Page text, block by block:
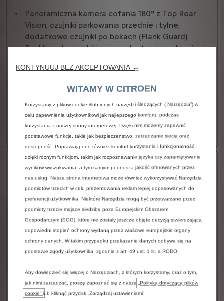
Panoramiczna kamera cofania 180° z Top Rear
Vision, czujniki parkowania przednie i tylne,
dodatkowe czujniki po bokach (Flank Guard)
Bezkluczykowy, zbliżeniowy dostęp i uruchamianie
Nawigacja 3D z centralnym ekranem dotykowym
123 900 zł
brutto
Więcej szczegółów…
C4 X MAX
Atuty:
Szyby tylne dodatkowo przyciemniane
Panoramiczna kamera cofania 180° z Top Rear
Vision, czujniki parkowania przednie i tylne,
dodatkowe czujniki po bokach (Flank Guard)
Bezkluczykowy, zbliżeniowy dostęp i uruchamianie
pojazdu
Nawigacja 3D z centralnym ekranem dotykowym
10'' HD
Dostępny w wersji z silnikiem elektrycznym
KONTYNUUJ BEZ AKCEPTOWANIA →
WITAMY W CITROEN
Korzystamy z plików cookie i/lub innych narzędzi śledzących („Narzędzia”) w
celu zapewnienia użytkownikowi jak najlepszego komfortu podczas
korzystania z naszej strony internetowej. Dzięki nim możemy zapewnić
podstawowe funkcje, takie jak bezpieczeństwo, zarządzanie siecią oraz
dostępność. Poprawiają one również komfort korzystania i funkcjonalność
dzięki różnym funkcjom, takim jak rozpoznawanie języka czy zapamiętywanie
wyników wyszukiwania, a tym samym podnoszą jakość oferowanych przez
nas usług. Nasza strona internetowa może również wykorzystywać Narzędzia
podmiotów trzecich w celu prezentowania reklam lepiej dopasowanych do
preferencji użytkownika. Niektóre Narzędzia mogą być przetwarzane przez
podmioty trzecie mające siedzibę poza Europejskim Obszarem
Gospodarczym (EOG), które nie zostały jeszcze objęte decyzją stwierdzającą
odpowiedni stopień ochrony wydaną przez właściwe europejskie organy
ochrony danych. W takim przypadku przekazanie danych odbywa się na
podstawie zgody użytkownika, zgodnie z art. 49 ust. 1 lit. a RODO.
Aby dowiedzieć się więcej o Narzędziach, z których korzystamy, oraz o tym,
jak nimi zarządzać, proszę zapoznać się z naszą „Polityką dotyczącą plików
cookie” lub kliknąć przycisk „Zarządzaj ustawieniami”.